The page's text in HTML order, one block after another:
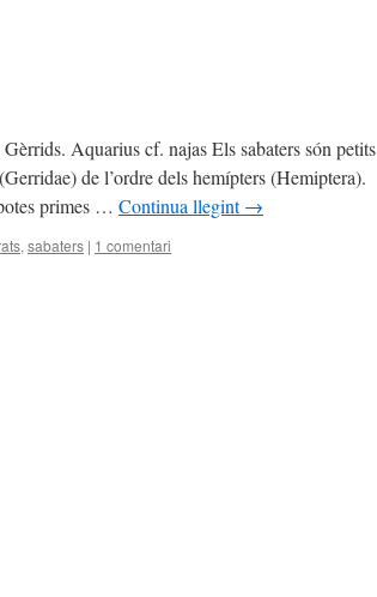
Aquarius cf. najas Els sabaters són petits
de l’ordre dels hemípters (Hemiptera).
primes … Continua llegint→
, sabaters | 1 comentari